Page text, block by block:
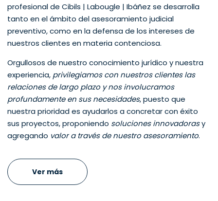
profesional de Cibils | Labougle | Ibáñez se desarrolla
tanto en el ámbito del asesoramiento judicial
preventivo, como en la defensa de los intereses de
nuestros clientes en materia contenciosa.
Orgullosos de nuestro conocimiento jurídico y nuestra
experiencia, privilegiamos con nuestros clientes las
relaciones de largo plazo y nos involucramos
profundamente en sus necesidades, puesto que
nuestra prioridad es ayudarlos a concretar con éxito
sus proyectos, proponiendo soluciones innovadorasy
agregando valor a través de nuestro asesoramiento.
Ver más